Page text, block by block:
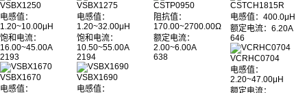
VSBX1250
电感值：
1.20~10.00μH
饱和电流：
16.00~45.00A
2193
VSBX1275
电感值：
1.20~32.00μH
饱和电流：
10.50~55.00A
2194
VSBX1670
电感值：
VSBX1690
电感值：
CSTP0950
阻抗值：
170.00~2700.00Ω
额定电流：
2.00~6.00A
638
CSTCH1815R
电感值 ：400.0μH
额定电流：6.20A
646
VCRHC0704
电感值：
2.20~47.00μH
额定电流：